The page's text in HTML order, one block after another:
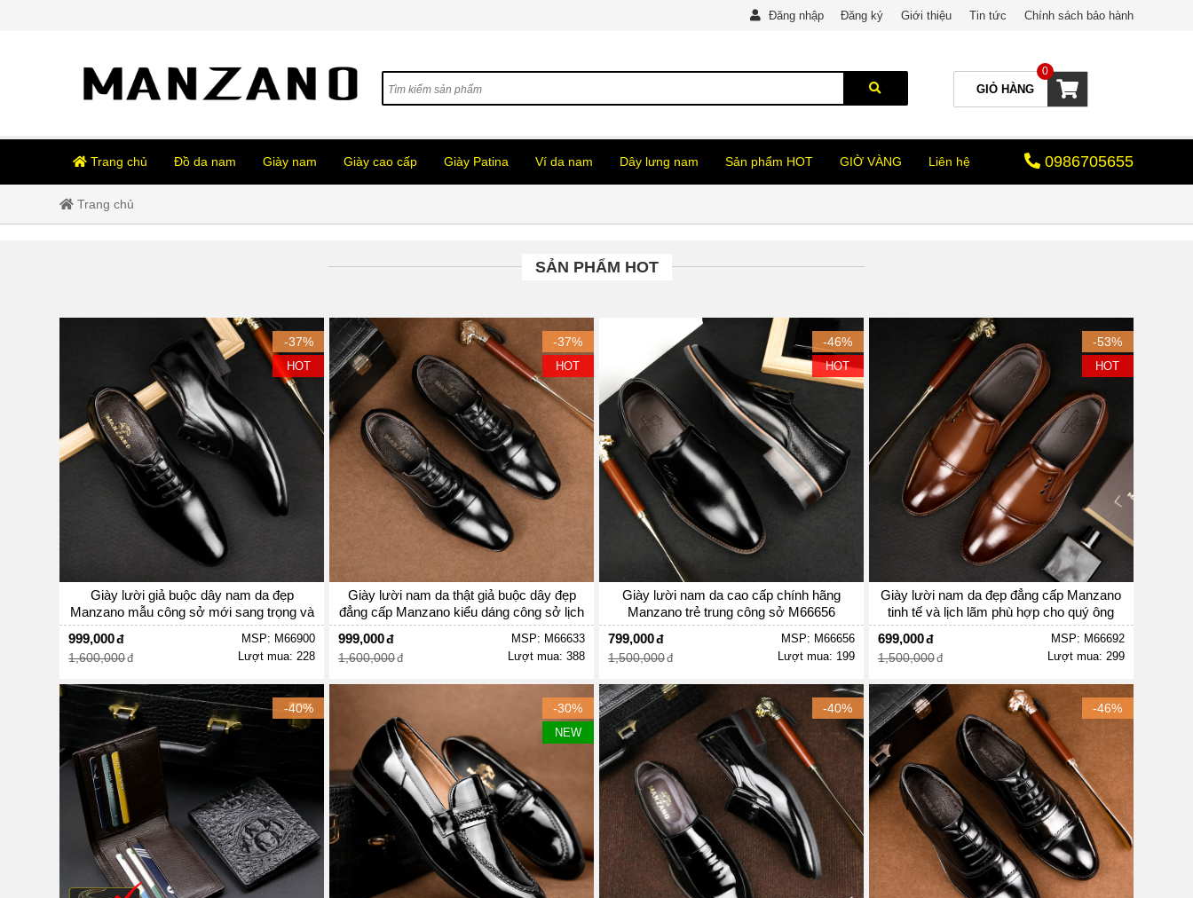
Đăng nhập Đăng ký Giới thiệu Tin tức Chính sách bảo hành
GIỎ HÀNG
0
0986705655
Trang chủ Đồ da nam Giày nam Giày cao cấp Giày Patina Ví da nam Dây lưng nam Sản phẩm HOT GIỜ VÀNG Liên hệ
Trang chủ
SẢN PHẨM HOT
-37%
HOT
Giày lười giả buộc dây nam da đẹp
Manzano mẫu công sở mới sang trọng và
hiện đại M66900
999,000
1,600,000
MSP: M66900
Lượt mua: 228
-37%
HOT
Giày lười nam da thật giả buộc dây đẹp
đẳng cấp Manzano kiểu dáng công sở lịch
lãm và nam tính M66633
999,000
1,600,000
MSP: M66633
Lượt mua: 388
-46%
HOT
Giày lười nam da cao cấp chính hãng
Manzano trẻ trung công sở M66656
799,000
1,500,000
MSP: M66656
Lượt mua: 199
-53%
HOT
Giày lười nam da đẹp đẳng cấp Manzano
tinh tế và lịch lãm phù hợp cho quý ông
hiện đại M66692
699,000
1,500,000
MSP: M66692
Lượt mua: 299
-40% -30%
NEW
-40% -46%